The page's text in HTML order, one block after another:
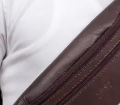
Taschen